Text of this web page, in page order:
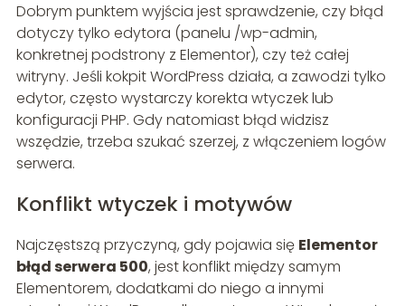
Dobrym punktem wyjścia jest sprawdzenie, czy błąd
dotyczy tylko edytora (panelu /wp-admin,
konkretnej podstrony z Elementor), czy też całej
witryny. Jeśli kokpit WordPress działa, a zawodzi tylko
edytor, często wystarczy korekta wtyczek lub
konfiguracji PHP. Gdy natomiast błąd widzisz
wszędzie, trzeba szukać szerzej, z włączeniem logów
serwera.
Konflikt wtyczek i motywów
Najczęstszą przyczyną, gdy pojawia się Elementor
błąd serwera 500, jest konflikt między samym
Elementorem, dodatkami do niego a innymi